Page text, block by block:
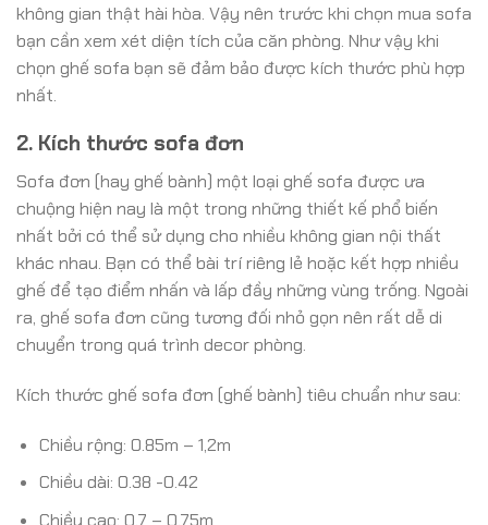
không gian thật hài hòa. Vậy nên trước khi chọn mua sofa
bạn cần xem xét diện tích của căn phòng. Như vậy khi
chọn ghế sofa bạn sẽ đảm bảo được kích thước phù hợp
nhất.
2. Kích thước sofa đơn
Sofa đơn (hay ghế bành) một loại ghế sofa được ưa
chuộng hiện nay là một trong những thiết kế phổ biến
nhất bởi có thể sử dụng cho nhiều không gian nội thất
khác nhau. Bạn có thể bài trí riêng lẻ hoặc kết hợp nhiều
ghế để tạo điểm nhấn và lấp đầy những vùng trống. Ngoài
ra, ghế sofa đơn cũng tương đối nhỏ gọn nên rất dễ di
chuyển trong quá trình decor phòng.
Kích thước ghế sofa đơn (ghế bành) tiêu chuẩn như sau:
Chiều rộng: 0.85m – 1,2m
Chiều dài: 0.38 -0.42
Chiều cao: 0.7 – 0.75m